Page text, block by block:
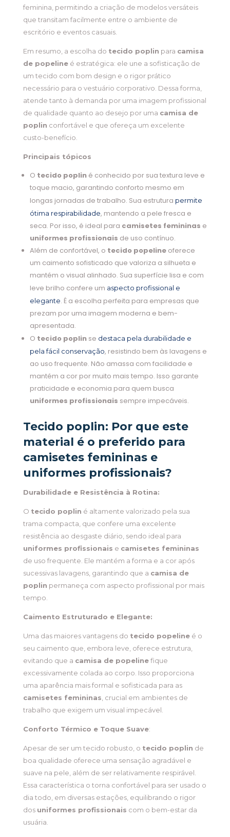
feminina, permitindo a criação de modelos versáteis
que transitam facilmente entre o ambiente de
escritório e eventos casuais.
Em resumo, a escolha do tecido poplin para camisa
de popelineé estratégica: ele une a sofisticação de
um tecido com bom design e o rigor prático
necessário para o vestuário corporativo. Dessa forma,
atende tanto à demanda por uma imagem profissional
de qualidade quanto ao desejo por uma camisa de
poplin confortável e que ofereça um excelente
custo-benefício.
Principais tópicos
O tecido popliné conhecido por sua textura leve e
toque macio, garantindo conforto mesmo em
longas jornadas de trabalho. Sua estrutura permite
ótima respirabilidade, mantendo a pele fresca e
seca. Por isso, é ideal para camisetes femininas e
uniformes profissionais de uso contínuo.
Além de confortável, o tecido popelineoferece
um caimento sofisticado que valoriza a silhueta e
mantém o visual alinhado. Sua superfície lisa e com
leve brilho confere um aspecto profissional e
elegante. É a escolha perfeita para empresas que
prezam por uma imagem moderna e bem-
apresentada.
O tecido poplinse destaca pela durabilidade e
pela fácil conservação, resistindo bem às lavagens e
ao uso frequente. Não amassa com facilidade e
mantém a cor por muito mais tempo. Isso garante
praticidade e economia para quem busca
uniformes profissionais sempre impecáveis.
Tecido poplin: Por que este
material é o preferido para
camisetes femininas e
uniformes profissionais?
Durabilidade e Resistência à Rotina:
O tecido poplin é altamente valorizado pela sua
trama compacta, que confere uma excelente
resistência ao desgaste diário, sendo ideal para
uniformes profissionais e camisetes femininas
de uso frequente. Ele mantém a forma e a cor após
sucessivas lavagens, garantindo que a camisa de
poplin permaneça com aspecto profissional por mais
tempo.
Caimento Estruturado e Elegante:
Uma das maiores vantagens do tecido popelineé o
seu caimento que, embora leve, oferece estrutura,
evitando que a camisa de popelinefique
excessivamente colada ao corpo. Isso proporciona
uma aparência mais formal e sofisticada para as
camisetes femininas , crucial em ambientes de
trabalho que exigem um visual impecável.
Conforto Térmico e Toque Suave:
Apesar de ser um tecido robusto, o tecido poplin de
boa qualidade oferece uma sensação agradável e
suave na pele, além de ser relativamente respirável.
Essa característica o torna confortável para ser usado o
dia todo, em diversas estações, equilibrando o rigor
dos uniformes profissionais com o bem-estar da
usuária.